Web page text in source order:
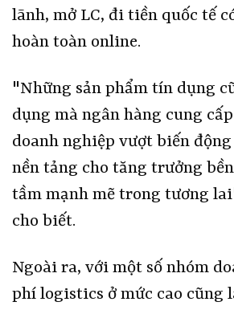
lãnh, mở LC, đi tiền quốc tế
hoàn toàn online.
"Những sản phẩm tín dụng
dụng mà ngân hàng cung
doanh nghiệp vượt biến
nền tảng cho tăng trưởng
tầm mạnh mẽ trong tương
cho biết.
Ngoài ra, với một số nhóm
phí logistics ở mức cao cũng